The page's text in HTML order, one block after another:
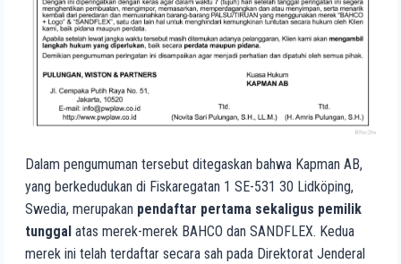
Dalam pengumuman tersebut ditegaskan bahwa Kapman AB,
yang berkedudukan di Fiskaregatan 1 SE-531 30 Lidköping,
Swedia, merupakan pendaftar pertama sekaligus pemilik
tunggal atas merek-merek BAHCO dan SANDFLEX. Kedua
merek ini telah terdaftar secara sah pada Direktorat Jenderal